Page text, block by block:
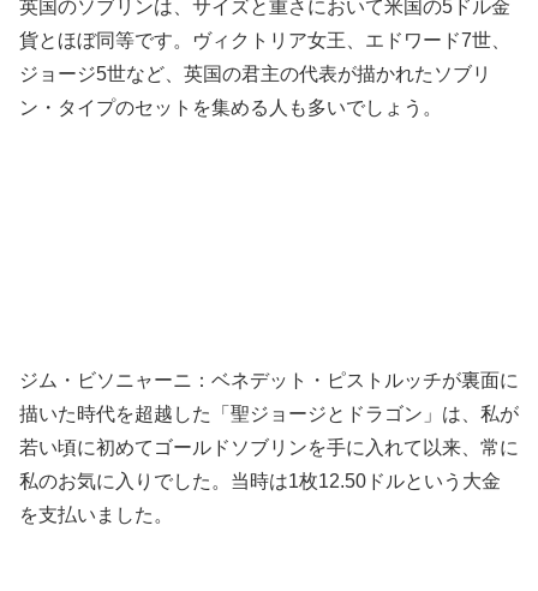
英国のソブリンは、サイズと重さにおいて米国の5ドル金
貨とほぼ同等です。ヴィクトリア女王、エドワード7世、
ジョージ5世など、英国の君主の代表が描かれたソブリ
ン・タイプのセットを集める人も多いでしょう。
ジム・ビソニャーニ：ベネデット・ピストルッチが裏面に
描いた時代を超越した「聖ジョージとドラゴン」は、私が
若い頃に初めてゴールドソブリンを手に入れて以来、常に
私のお気に入りでした。当時は1枚12.50ドルという大金
を支払いました。